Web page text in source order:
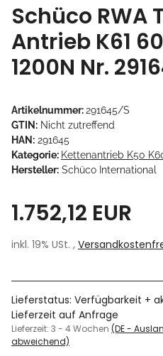
Schüco RWA
Antrieb K61
1200N Nr.
Artikelnummer:291645/S
GTIN: Nicht zutreffend
HAN: 291645
Kategorie: Kettenantrieb K50
Hersteller: Schüco International
1.752,12 EUR
inkl. 19% USt. ,
Lieferstatus: Verfügbarkeit +
Lieferzeit auf Anfrage
Lieferzeit: 3 - 4 Wochen (DE -
abweichend)